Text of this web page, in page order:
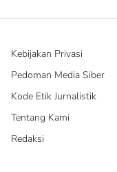
Kebijakan Privasi
Pedoman Media Siber
Kode Etik Jurnalistik
Tentang Kami
Redaksi